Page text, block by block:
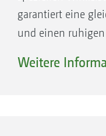
Sehr flexibel im
mit Zinken auf
Mehr Stabilität
garantiert eine
und einen
Weitere